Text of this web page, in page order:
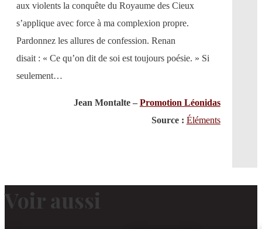
aux violents la conquête du Royaume des Cieux
s’applique avec force à ma complexion propre.
Pardonnez les allures de confession. Renan
disait : « Ce qu’on dit de soi est toujours poésie. » Si
seulement…
Jean Montalte – Promotion Léonidas
Source : Éléments
Voir aussi